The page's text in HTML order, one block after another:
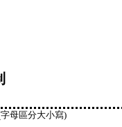
母區分大小寫)